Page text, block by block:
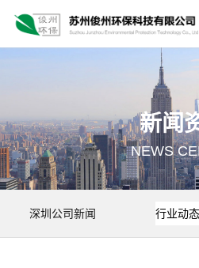
新闻
NEWS
深圳公司新闻 行业动态